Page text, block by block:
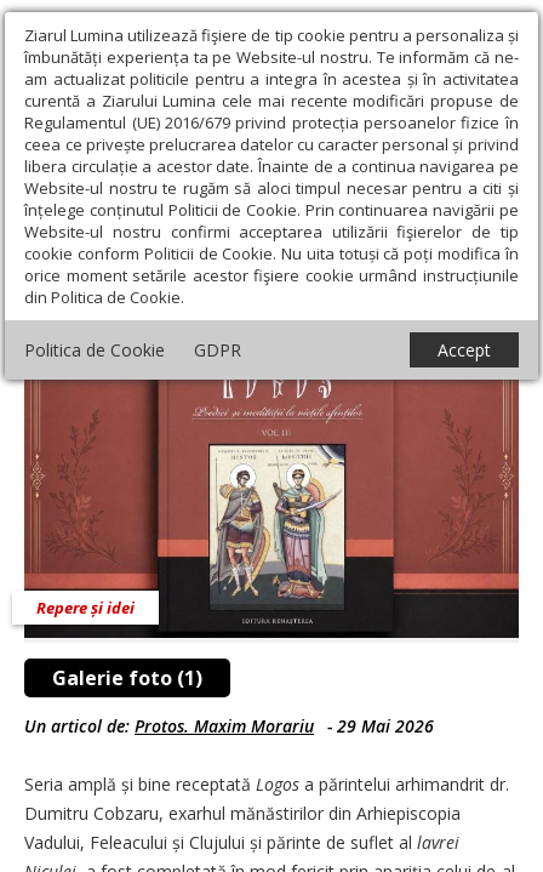
Ziarul Lumina utilizează fişiere de tip cookie pentru a personaliza și
îmbunătăți experiența ta pe Website-ul nostru. Te informăm că ne-
am actualizat politicile pentru a integra în acestea și în activitatea
curentă a Ziarului Lumina cele mai recente modificări propuse de
Regulamentul (UE) 2016/679 privind protecția persoanelor fizice în
ceea ce privește prelucrarea datelor cu caracter personal și privind
libera circulație a acestor date. Înainte de a continua navigarea pe
Website-ul nostru te rugăm să aloci timpul necesar pentru a citi și
înțelege conținutul Politicii de Cookie. Prin continuarea navigării pe
Website-ul nostru confirmi acceptarea utilizării fişierelor de tip
cookie conform Politicii de Cookie. Nu uita totuși că poți modifica în
orice moment setările acestor fişiere cookie urmând instrucțiunile
din Politica de Cookie.
Politica de Cookie GDPR Accept
Ziarul Lumina › Opinii › Repere și idei › Logos ziditor
Logos ziditor
Galerie foto (1)
Repere și idei
Un articol de: Protos. Maxim Morariu - 29 Mai 2026
Seria amplă și bine receptată Logos a părintelui arhimandrit dr.
Dumitru Cobzaru, exarhul mănăstirilor din Arhiepiscopia
Vadului, Feleacului și Clujului și părinte de suflet al lavrei